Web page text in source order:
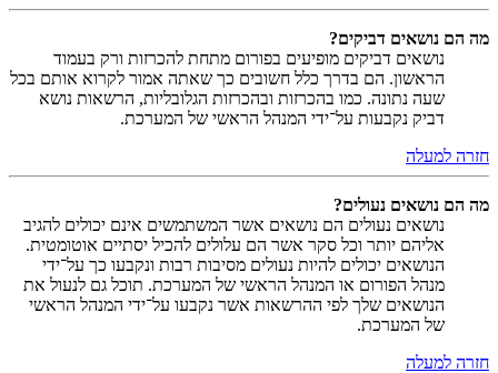
מה הם נושאים דביקים?
נושאים דביקים מופיעים בפורום מתחת להכרזות ורק בעמוד
הראשון. הם בדרך כלל חשובים כך שאתה אמור לקרוא אותם בכל
שעה נתונה. כמו בהכרזות ובהכרזות הגלובליות, הרשאות נושא
דביק נקבעות על־ידי המנהל הראשי של המערכת.
חזרה למעלה
מה הם נושאים נעולים?
נושאים נעולים הם נושאים אשר המשתמשים אינם יכולים להגיב
אליהם יותר וכל סקר אשר הם עלולים להכיל יסתיים אוטומטית.
הנושאים יכולים להיות נעולים מסיבות רבות ונקבעו כך על־ידי
מנהל הפורום או המנהל הראשי של המערכת. תוכל גם לנעול את
הנושאים שלך לפי ההרשאות אשר נקבעו על־ידי המנהל הראשי
של המערכת.
חזרה למעלה